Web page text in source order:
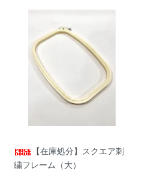
【在庫処分】スクエア刺
繍フレーム（大）